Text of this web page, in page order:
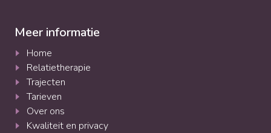
Meer informatie
Home
Relatietherapie
Trajecten
Tarieven
Over ons
Kwaliteit en privacy